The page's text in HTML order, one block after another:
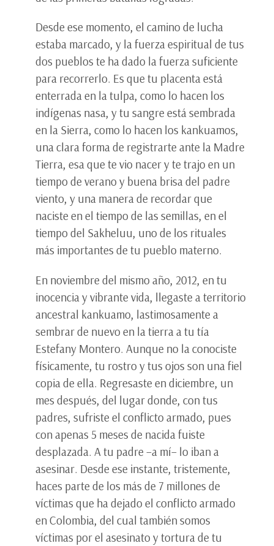
Desde ese momento, el camino de lucha
estaba marcado, y la fuerza espiritual de tus
dos pueblos te ha dado la fuerza suficiente
para recorrerlo. Es que tu placenta está
enterrada en la tulpa, como lo hacen los
indígenas nasa, y tu sangre está sembrada
en la Sierra, como lo hacen los kankuamos,
una clara forma de registrarte ante la Madre
Tierra, esa que te vio nacer y te trajo en un
tiempo de verano y buena brisa del padre
viento, y una manera de recordar que
naciste en el tiempo de las semillas, en el
tiempo del Sakheluu, uno de los rituales
más importantes de tu pueblo materno.
En noviembre del mismo año, 2012, en tu
inocencia y vibrante vida, llegaste a territorio
ancestral kankuamo, lastimosamente a
sembrar de nuevo en la tierra a tu tía
Estefany Montero. Aunque no la conociste
físicamente, tu rostro y tus ojos son una fiel
copia de ella. Regresaste en diciembre, un
mes después, del lugar donde, con tus
padres, sufriste el conflicto armado, pues
con apenas 5 meses de nacida fuiste
desplazada. A tu padre –a mí– lo iban a
asesinar. Desde ese instante, tristemente,
haces parte de los más de 7 millones de
víctimas que ha dejado el conflicto armado
en Colombia, del cual también somos
víctimas por el asesinato y tortura de tu